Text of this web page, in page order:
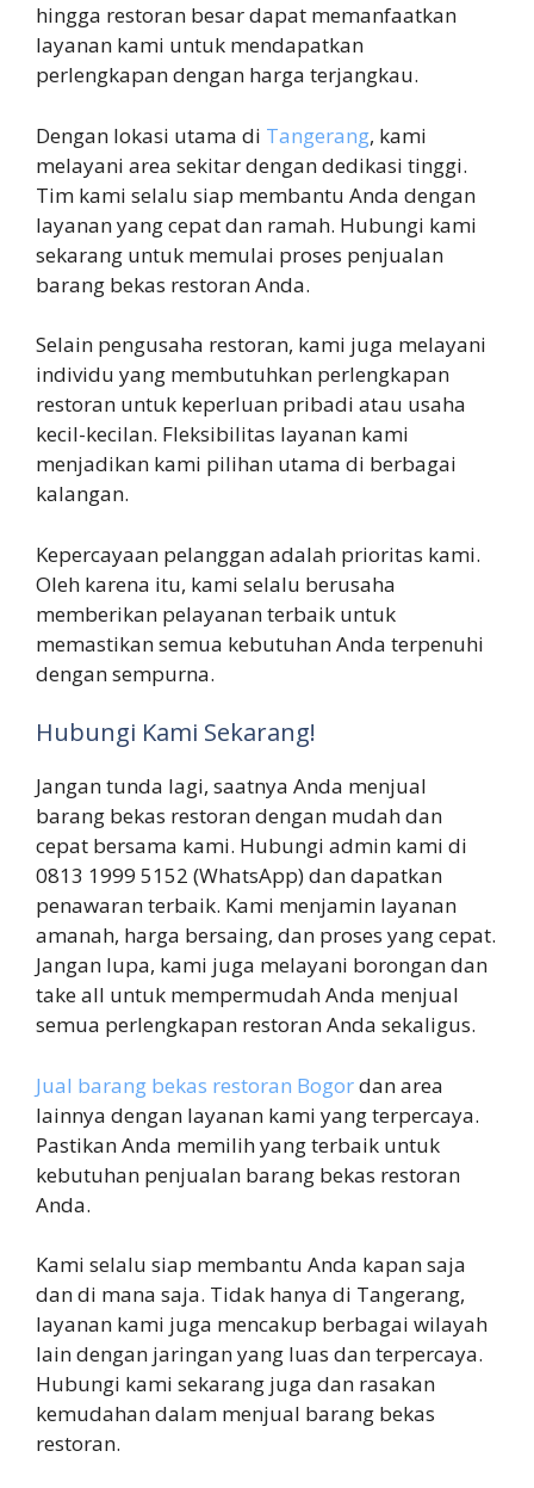
hingga restoran besar dapat memanfaatkan
layanan kami untuk mendapatkan
perlengkapan dengan harga terjangkau.
Dengan lokasi utama di Tangerang, kami
melayani area sekitar dengan dedikasi tinggi.
Tim kami selalu siap membantu Anda dengan
layanan yang cepat dan ramah. Hubungi kami
sekarang untuk memulai proses penjualan
barang bekas restoran Anda.
Selain pengusaha restoran, kami juga melayani
individu yang membutuhkan perlengkapan
restoran untuk keperluan pribadi atau usaha
kecil-kecilan. Fleksibilitas layanan kami
menjadikan kami pilihan utama di berbagai
kalangan.
Kepercayaan pelanggan adalah prioritas kami.
Oleh karena itu, kami selalu berusaha
memberikan pelayanan terbaik untuk
memastikan semua kebutuhan Anda terpenuhi
dengan sempurna.
Hubungi Kami Sekarang!
Jangan tunda lagi, saatnya Anda menjual
barang bekas restoran dengan mudah dan
cepat bersama kami. Hubungi admin kami di
0813 1999 5152 (WhatsApp) dan dapatkan
penawaran terbaik. Kami menjamin layanan
amanah, harga bersaing, dan proses yang cepat.
Jangan lupa, kami juga melayani borongan dan
take all untuk mempermudah Anda menjual
semua perlengkapan restoran Anda sekaligus.
Jual barang bekas restoran Bogordan area
lainnya dengan layanan kami yang terpercaya.
Pastikan Anda memilih yang terbaik untuk
kebutuhan penjualan barang bekas restoran
Anda.
Kami selalu siap membantu Anda kapan saja
dan di mana saja. Tidak hanya di Tangerang,
layanan kami juga mencakup berbagai wilayah
lain dengan jaringan yang luas dan terpercaya.
Hubungi kami sekarang juga dan rasakan
kemudahan dalam menjual barang bekas
restoran.